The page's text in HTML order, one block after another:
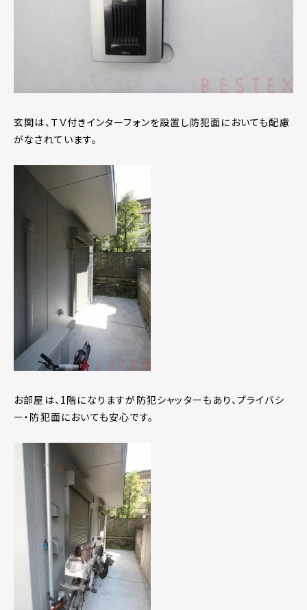
玄関は、ＴＶ付きインターフォンを設置し防犯面においても配慮
がなされています。
お部屋は、1階になりますが防犯シャッターもあり、プライバシ
ー・防犯面においても安心です。